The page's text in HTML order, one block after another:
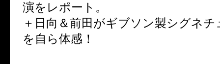
演をレポート。
＋日向＆前田がギブソン製シグネ
を自ら体感！